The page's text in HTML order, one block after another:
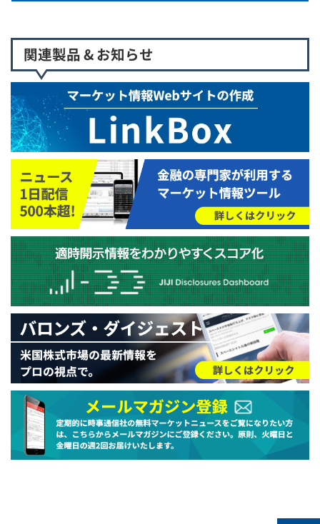
関連製品 & お知らせ